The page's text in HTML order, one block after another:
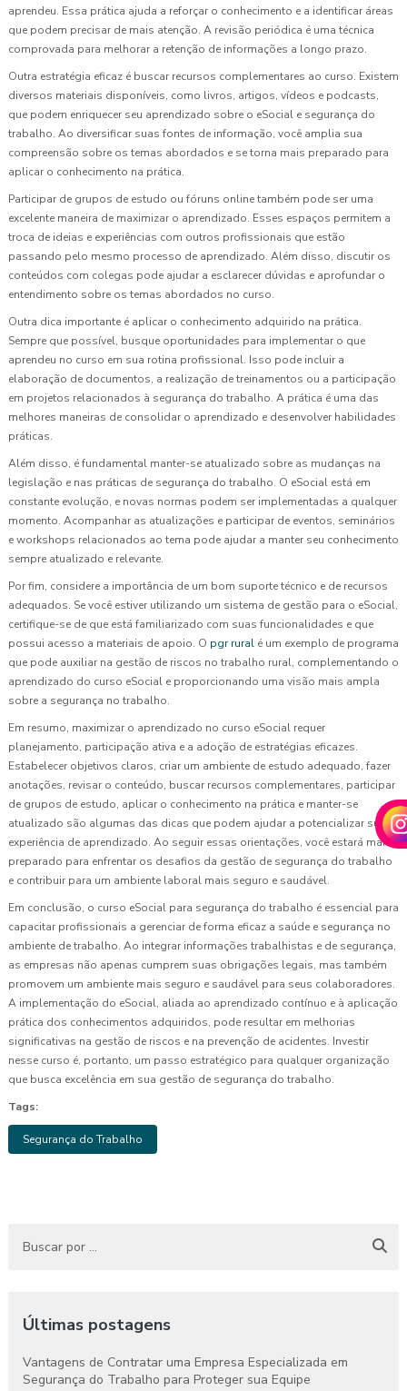
aprendeu. Essa prática ajuda a reforçar o conhecimento e a identificar áreas
que podem precisar de mais atenção. A revisão periódica é uma técnica
comprovada para melhorar a retenção de informações a longo prazo.
Outra estratégia eficaz é buscar recursos complementares ao curso. Existem
diversos materiais disponíveis, como livros, artigos, vídeos e podcasts,
que podem enriquecer seu aprendizado sobre o eSocial e segurança do
trabalho. Ao diversificar suas fontes de informação, você amplia sua
compreensão sobre os temas abordados e se torna mais preparado para
aplicar o conhecimento na prática.
Participar de grupos de estudo ou fóruns online também pode ser uma
excelente maneira de maximizar o aprendizado. Esses espaços permitem a
troca de ideias e experiências com outros profissionais que estão
passando pelo mesmo processo de aprendizado. Além disso, discutir os
conteúdos com colegas pode ajudar a esclarecer dúvidas e aprofundar o
entendimento sobre os temas abordados no curso.
Outra dica importante é aplicar o conhecimento adquirido na prática.
Sempre que possível, busque oportunidades para implementar o que
aprendeu no curso em sua rotina profissional. Isso pode incluir a
elaboração de documentos, a realização de treinamentos ou a participação
em projetos relacionados à segurança do trabalho. A prática é uma das
melhores maneiras de consolidar o aprendizado e desenvolver habilidades
práticas.
Além disso, é fundamental manter-se atualizado sobre as mudanças na
legislação e nas práticas de segurança do trabalho. O eSocial está em
constante evolução, e novas normas podem ser implementadas a qualquer
momento. Acompanhar as atualizações e participar de eventos, seminários
e workshops relacionados ao tema pode ajudar a manter seu conhecimento
sempre atualizado e relevante.
Por fim, considere a importância de um bom suporte técnico e de recursos
adequados. Se você estiver utilizando um sistema de gestão para o eSocial,
certifique-se de que está familiarizado com suas funcionalidades e que
possui acesso a materiais de apoio. O pgr rural é um exemplo de programa
que pode auxiliar na gestão de riscos no trabalho rural, complementando o
aprendizado do curso eSocial e proporcionando uma visão mais ampla
sobre a segurança no trabalho.
Em resumo, maximizar o aprendizado no curso eSocial requer
planejamento, participação ativa e a adoção de estratégias eficazes.
Estabelecer objetivos claros, criar um ambiente de estudo adequado, fazer
anotações, revisar o conteúdo, buscar recursos complementares, participar
de grupos de estudo, aplicar o conhecimento na prática e manter-se
atualizado são algumas das dicas que podem ajudar a potencializar sua
experiência de aprendizado. Ao seguir essas orientações, você estará mais
preparado para enfrentar os desafios da gestão de segurança do trabalho
e contribuir para um ambiente laboral mais seguro e saudável.
Em conclusão, o curso eSocial para segurança do trabalho é essencial para
capacitar profissionais a gerenciar de forma eficaz a saúde e segurança no
ambiente de trabalho. Ao integrar informações trabalhistas e de segurança,
as empresas não apenas cumprem suas obrigações legais, mas também
promovem um ambiente mais seguro e saudável para seus colaboradores.
A implementação do eSocial, aliada ao aprendizado contínuo e à aplicação
prática dos conhecimentos adquiridos, pode resultar em melhorias
significativas na gestão de riscos e na prevenção de acidentes. Investir
nesse curso é, portanto, um passo estratégico para qualquer organização
que busca excelência em sua gestão de segurança do trabalho.
Tags:
Segurança do Trabalho
Últimas postagens
Vantagens de Contratar uma Empresa Especializada em
Segurança do Trabalho para Proteger sua Equipe